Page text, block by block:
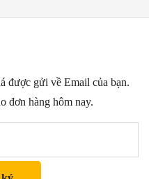
được gửi về Email của bạn.
đơn hàng hôm nay.